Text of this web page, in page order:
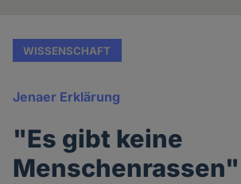
WISSENSCHAFT
Jenaer Erklärung
"Es gibt keine
Menschenrassen"